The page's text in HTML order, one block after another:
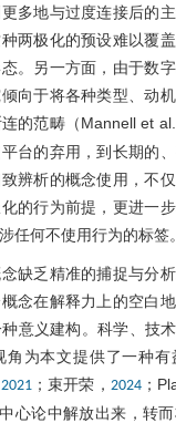
多地与过度连接后的
两极化的预设难以覆
。另一方面，由于数
向于将各种类型、动
的范畴（Mannell et al.
台的弃用，到长期的
辨析的概念使用，不
的行为前提，更进一
任何不使用行为的标签。
缺乏精准的捕捉与分
念在解释力上的空白
意义建构。科学、技术
角为本文提供了一种
2021 ；束开荣， 2024；
心论中解放出来，转